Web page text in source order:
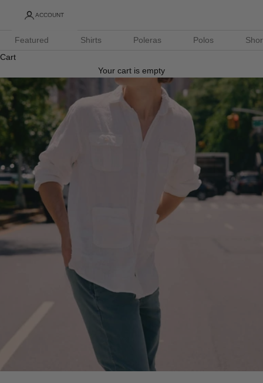
ACCOUNT
Featured Shirts Poleras Polos
Cart
Your cart is empty